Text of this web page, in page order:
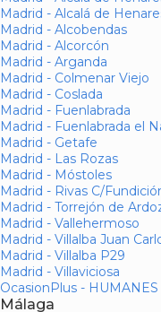
Madrid - Alcalá de
Madrid - Alcobendas
Madrid - Alcorcón
Madrid - Arganda
Madrid - Colmenar Viejo
Madrid - Coslada
Madrid - Fuenlabrada
Madrid - Fuenlabrada el
Madrid - Getafe
Madrid - Las Rozas
Madrid - Móstoles
Madrid - Rivas C/
Madrid - Torrejón de
Madrid - Vallehermoso
Madrid - Villalba Juan
Madrid - Villalba P29
Madrid - Villaviciosa
OcasionPlus - HUMANES
Málaga